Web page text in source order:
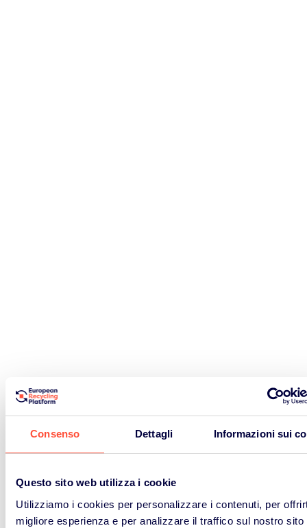
Consenso Dettagli Informazioni sui
Questo sito web utilizza i cookie
Utilizziamo i cookies per personalizzare i contenuti, per
migliore esperienza e per analizzare il traffico sul nostro sito